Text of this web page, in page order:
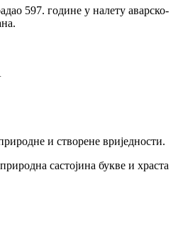
597. године у налету аварско-
и створене вриједности.
састојина букве и храста